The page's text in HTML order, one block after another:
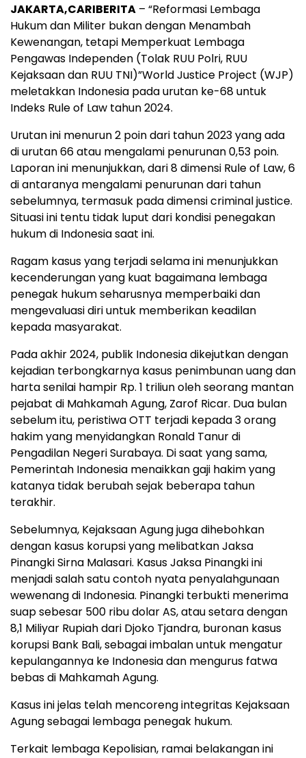
JAKARTA,CARIBERITA – “Reformasi Lembaga
Hukum dan Militer bukan dengan Menambah
Kewenangan, tetapi Memperkuat Lembaga
Pengawas Independen (Tolak RUU Polri, RUU
Kejaksaan dan RUU TNI)”World Justice Project (WJP)
meletakkan Indonesia pada urutan ke-68 untuk
Indeks Rule of Law tahun 2024.
Urutan ini menurun 2 poin dari tahun 2023 yang ada
di urutan 66 atau mengalami penurunan 0,53 poin.
Laporan ini menunjukkan, dari 8 dimensi Rule of Law, 6
di antaranya mengalami penurunan dari tahun
sebelumnya, termasuk pada dimensi criminal justice.
Situasi ini tentu tidak luput dari kondisi penegakan
hukum di Indonesia saat ini.
Ragam kasus yang terjadi selama ini menunjukkan
kecenderungan yang kuat bagaimana lembaga
penegak hukum seharusnya memperbaiki dan
mengevaluasi diri untuk memberikan keadilan
kepada masyarakat.
Pada akhir 2024, publik Indonesia dikejutkan dengan
kejadian terbongkarnya kasus penimbunan uang dan
harta senilai hampir Rp. 1 triliun oleh seorang mantan
pejabat di Mahkamah Agung, Zarof Ricar. Dua bulan
sebelum itu, peristiwa OTT terjadi kepada 3 orang
hakim yang menyidangkan Ronald Tanur di
Pengadilan Negeri Surabaya. Di saat yang sama,
Pemerintah Indonesia menaikkan gaji hakim yang
katanya tidak berubah sejak beberapa tahun
terakhir.
Sebelumnya, Kejaksaan Agung juga dihebohkan
dengan kasus korupsi yang melibatkan Jaksa
Pinangki Sirna Malasari. Kasus Jaksa Pinangki ini
menjadi salah satu contoh nyata penyalahgunaan
wewenang di Indonesia. Pinangki terbukti menerima
suap sebesar 500 ribu dolar AS, atau setara dengan
8,1 Miliyar Rupiah dari Djoko Tjandra, buronan kasus
korupsi Bank Bali, sebagai imbalan untuk mengatur
kepulangannya ke Indonesia dan mengurus fatwa
bebas di Mahkamah Agung.
Kasus ini jelas telah mencoreng integritas Kejaksaan
Agung sebagai lembaga penegak hukum.
Terkait lembaga Kepolisian, ramai belakangan ini